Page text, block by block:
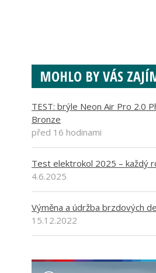
MOHLO BY VÁS
TEST: brýle Neon Air Pro 2.0
Bronze
před 16 hodinami
Test elektrokol 2025 – každý
4.6.2025
Výměna a údržba brzdových
15.12.2022